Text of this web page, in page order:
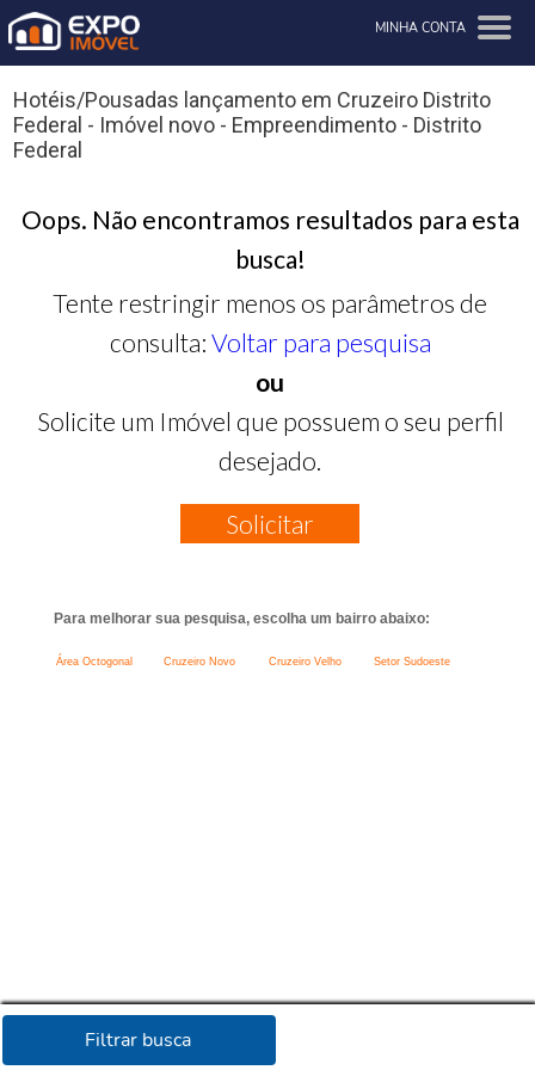
MINHA CONTA
Filtrar busca
Hotéis/Pousadas lançamento em Cruzeiro Distrito
Federal - Imóvel novo - Empreendimento - Distrito
Federal
Oops. Não encontramos resultados para esta
busca!
Tente restringir menos os parâmetros de
consulta: Voltar para pesquisa
ou
Solicite um Imóvel que possuem o seu perfil
desejado.
Solicitar
Para melhorar sua pesquisa, escolha um bairro abaixo:
Área Octogonal Cruzeiro Novo Cruzeiro Velho Setor Sudoeste